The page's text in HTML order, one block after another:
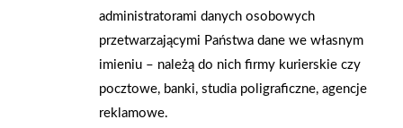
gra z WOŚP. Powstała
firmowa eSkarbonka na
rzecz gastroenterologii
dziecięcej
Zacisze S.A. dołącza do
Grupy PSB. Sieć kończy
rok strategicznym
otwarciem po
administratorami danych osobowych
przetwarzającymi Państwa dane we własnym
imieniu – należą do nich firmy kurierskie czy
pocztowe, banki, studia poligraficzne, agencje
reklamowe.